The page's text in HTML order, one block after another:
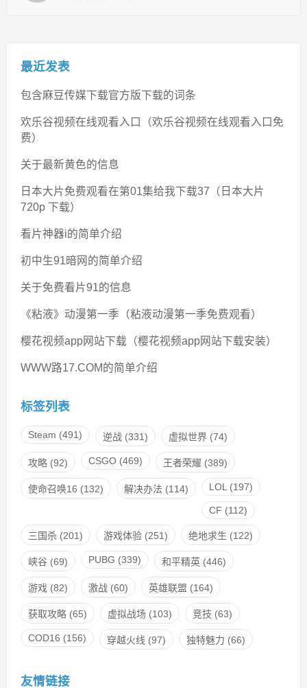
最近发表
包含麻豆传媒下载官方版下载的词条
欢乐谷视频在线观看入口（欢乐谷视频在线观看入口免
费）
关于最新黄色的信息
日本大片免费观看在第01集给我下载37（日本大片
720p 下载）
看片神器i的简单介绍
初中生91暗网的简单介绍
关于免费看片91的信息
《粘液》动漫第一季（粘液动漫第一季免费观看）
樱花视频app网站下载（樱花视频app网站下载安装）
WWW路17.COM的简单介绍
标签列表
Steam (491) 逆战(331) 虚拟世界(74)
攻略(92) CSGO(469) 王者荣耀 (389)
使命召唤16 (132) 解决办法 (114) LOL(197)
CF (112)
三国杀(201) 游戏体验(251) 绝地求生 (122)
峡谷(69) PUBG (339) 和平精英(446)
游戏(82) 激战(60) 英雄联盟 (164)
获取攻略(65) 虚拟战场 (103) 竞技 (63)
COD16 (156) 穿越火线 (97) 独特魅力 (66)
友情链接